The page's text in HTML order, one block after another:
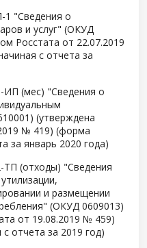
"Сведения о
и услуг" (ОКУД
Росстата от 22.07.2019
с отчета за
(мес) "Сведения о
(утверждена
№ 419) (форма
за январь 2020 года)
(отходы) "Сведения
и размещении
(ОКУД 0609013)
от 19.08.2019 № 459)
отчета за 2019 год)